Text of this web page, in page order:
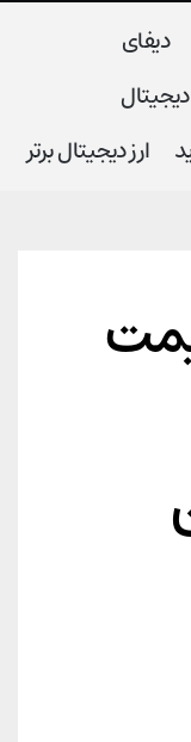
دیفای
دیجیتال
ارز دیجیتال برتر